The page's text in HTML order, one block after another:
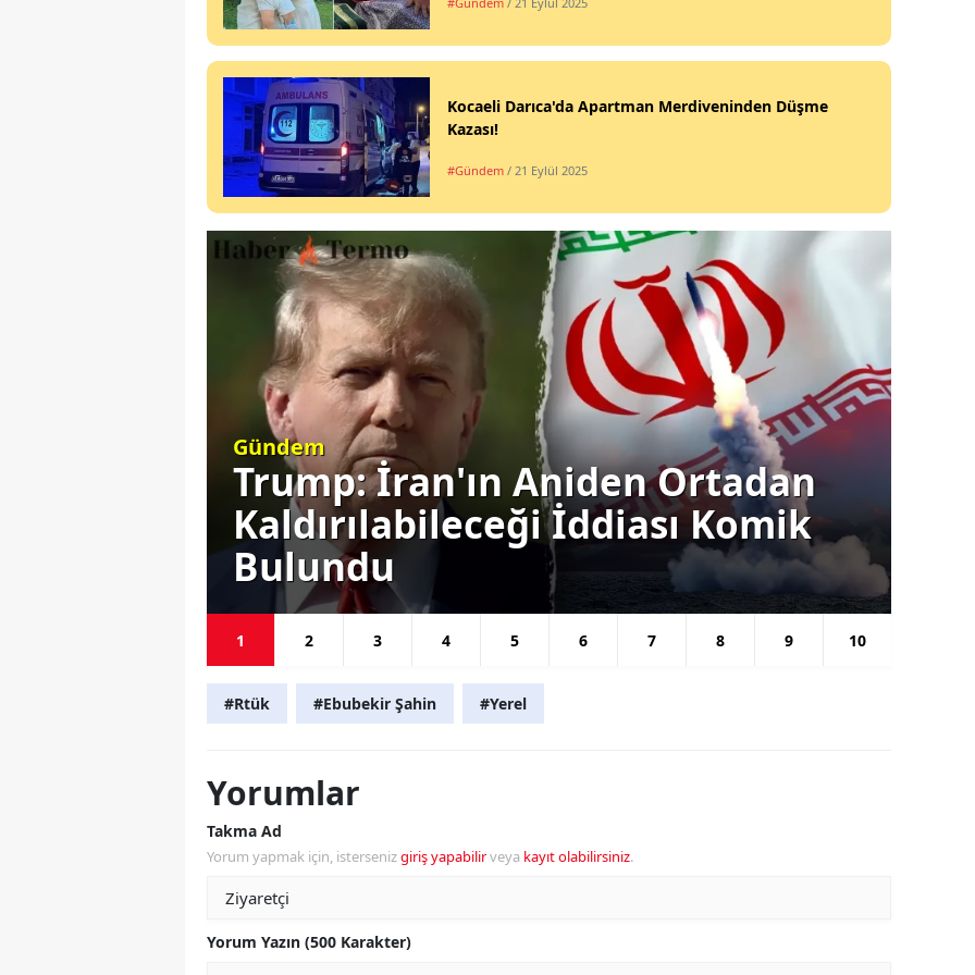
Kocaeli Darıca'da Apartman Merdiveninden Düşme
Kazası!
#Gündem / 21 Eylül 2025
Gündem
Trump: İran'ın Aniden Ortadan
Kaldırılabileceği İddiası Komik
Bulundu
1 2 3 4 5 6 7 8 9 10
#Rtük #Ebubekir Şahin #Yerel
Yorumlar
Takma Ad
Yorum yapmak için, istersenizgiriş yapabilirveya kayıt olabilirsiniz.
Yorum Yazın (500 Karakter)